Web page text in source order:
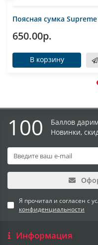
Поясная сумка Supreme
650.00р.
В корзину
100
Баллов
Новинки,
Я прочитал и согласен с
конфиденциальности
Информация